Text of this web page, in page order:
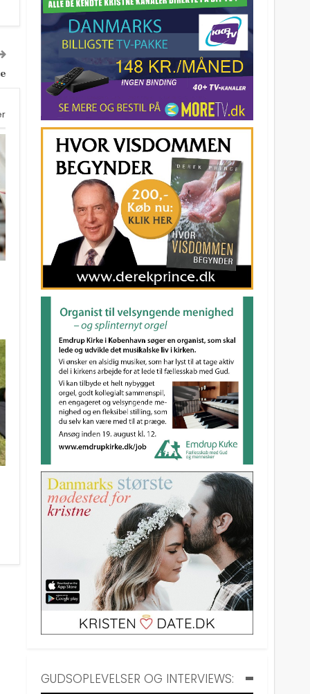
GUDSOPLEVELSER OG INTERVIEWS: